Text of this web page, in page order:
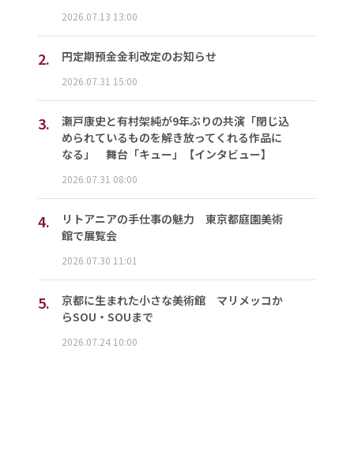
2026.07.13 13:00
2. 円定期預金金利改定のお知らせ
2026.07.31 15:00
3.
瀬戸康史と有村架純が9年ぶりの共演「閉じ込
められているものを解き放ってくれる作品に
なる」 舞台「キュー」【インタビュー】
2026.07.31 08:00
4.
リトアニアの手仕事の魅力 東京都庭園美術
館で展覧会
2026.07.30 11:01
5.
京都に生まれた小さな美術館 マリメッコか
らSOU・SOUまで
2026.07.24 10:00